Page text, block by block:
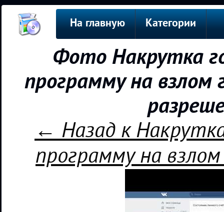
На главную Категории
Фото Накрутка
программу на взлом
← Назад к
программу на взлом